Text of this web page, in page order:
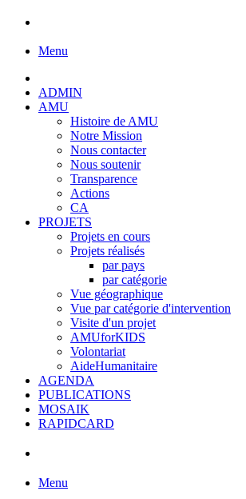
Menu
ADMIN
AMU
Histoire de AMU
Notre Mission
Nous contacter
Nous soutenir
Transparence
Actions
CA
PROJETS
Projets en cours
Projets réalisés
par pays
par catégorie
Vue géographique
Vue par catégorie d'intervention
Visite d'un projet
AMUforKIDS
Volontariat
AideHumanitaire
AGENDA
PUBLICATIONS
MOSAIK
RAPIDCARD
Menu